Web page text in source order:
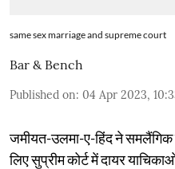
same sex marriage and supreme court
Bar & Bench
Published on: 04 Apr 2023,
जमीयत-उलमा-ए-हिंद ने समलैंगिक
लिए सुप्रीम कोर्ट में दायर